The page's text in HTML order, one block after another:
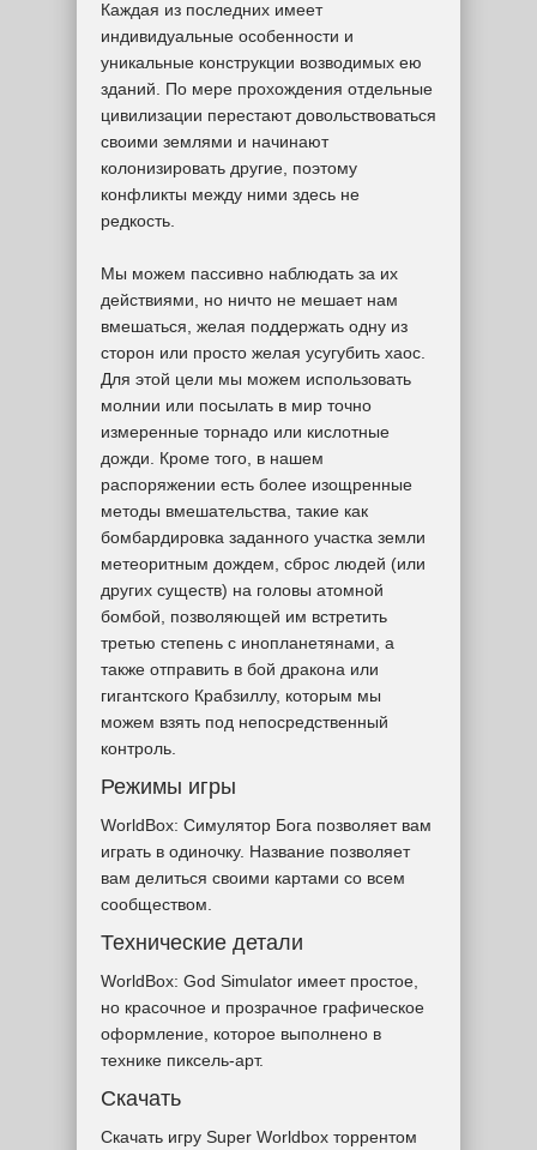
Каждая из последних имеет
индивидуальные особенности и
уникальные конструкции возводимых ею
зданий. По мере прохождения отдельные
цивилизации перестают довольствоваться
своими землями и начинают
колонизировать другие, поэтому
конфликты между ними здесь не
редкость.
Мы можем пассивно наблюдать за их
действиями, но ничто не мешает нам
вмешаться, желая поддержать одну из
сторон или просто желая усугубить хаос.
Для этой цели мы можем использовать
молнии или посылать в мир точно
измеренные торнадо или кислотные
дожди. Кроме того, в нашем
распоряжении есть более изощренные
методы вмешательства, такие как
бомбардировка заданного участка земли
метеоритным дождем, сброс людей (или
других существ) на головы атомной
бомбой, позволяющей им встретить
третью степень с инопланетянами, а
также отправить в бой дракона или
гигантского Крабзиллу, которым мы
можем взять под непосредственный
контроль.
Режимы игры
WorldBox: Симулятор Бога позволяет вам
играть в одиночку. Название позволяет
вам делиться своими картами со всем
сообществом.
Технические детали
WorldBox: God Simulator имеет простое,
но красочное и прозрачное графическое
оформление, которое выполнено в
технике пиксель-арт.
Скачать
Скачать игру Super Worldbox торрентом